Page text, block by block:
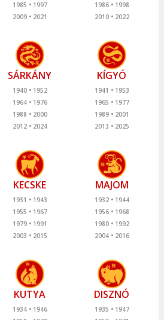
1985
1997
2009
2021
1986
1998
2010
2022
SÁRKÁNY
1940
1952
1964
1976
1988
2000
2012
2024
KÍGYÓ
1941
1953
1965
1977
1989
2001
2013
2025
KECSKE
1931
1943
1955
1967
1979
1991
2003
2015
MAJOM
1932
1944
1956
1968
1980
1992
2004
2016
KUTYA
1934
1946
DISZNÓ
1935
1947